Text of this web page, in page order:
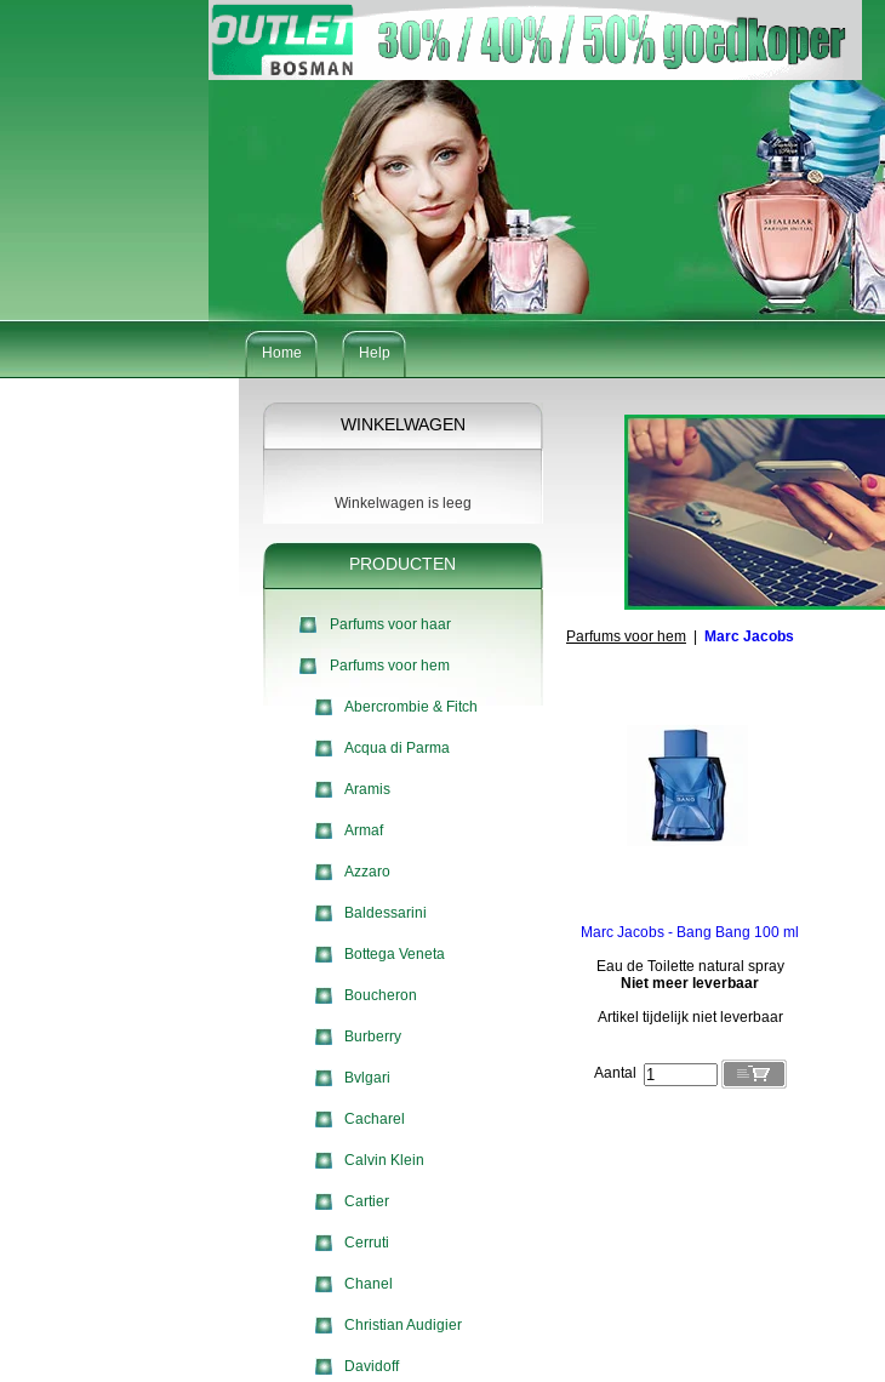
Home Help
WINKELWAGEN
Winkelwagen is leeg
PRODUCTEN
Parfums voor haar
Parfums voor hem
Abercrombie & Fitch
Acqua di Parma
Aramis
Armaf
Azzaro
Baldessarini
Bottega Veneta
Boucheron
Burberry
Bvlgari
Cacharel
Calvin Klein
Cartier
Cerruti
Chanel
Christian Audigier
Davidoff
Parfums voor hem Marc Jacobs
Marc Jacobs - Bang Bang 100 ml
Eau de Toilette natural spray
Niet meer leverbaar
Artikel tijdelijk niet leverbaar
Aantal